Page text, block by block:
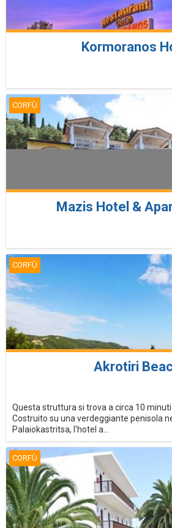
Kormoranos
CORFÙ
Mazis Hotel &
CORFÙ
Akrotiri
Questa struttura si trova a circa 10 minuti
Costruito su una verdeggiante penisola
Palaiokastritsa, l'hotel a...
CORFÙ